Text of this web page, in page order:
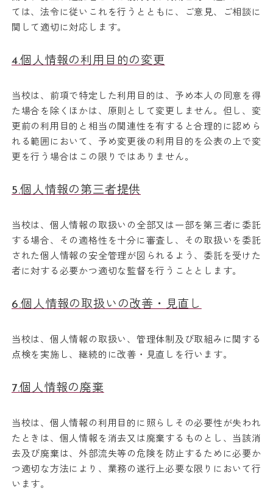
ては、法令に従いこれを行うとともに、ご意見、ご相談に
関して適切に対応します。
4.個人情報の利用目的の変更
当校は、前項で特定した利用目的は、予め本人の同意を得
た場合を除くほかは、原則として変更しません。但し、変
更前の利用目的と相当の関連性を有すると合理的に認めら
れる範囲において、予め変更後の利用目的を公表の上で変
更を行う場合はこの限りではありません。
5.個人情報の第三者提供
当校は、個人情報の取扱いの全部又は一部を第三者に委託
する場合、その適格性を十分に審査し、その取扱いを委託
された個人情報の安全管理が図られるよう、委託を受けた
者に対する必要かつ適切な監督を行うこととします。
6.個人情報の取扱いの改善・見直し
当校は、個人情報の取扱い、管理体制及び取組みに関する
点検を実施し、継続的に改善・見直しを行います。
7.個人情報の廃棄
当校は、個人情報の利用目的に照らしその必要性が失われ
たときは、個人情報を消去又は廃棄するものとし、当該消
去及び廃棄は、外部流失等の危険を防止するために必要か
つ適切な方法により、業務の遂行上必要な限りにおいて行
います。